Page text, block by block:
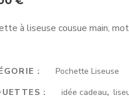
à liseuse cousue main,
:
Pochette Liseuse
:
idée cadeau,